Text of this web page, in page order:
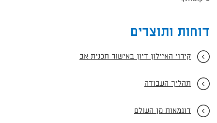
דוחות ותוצרים
קירוי האיילון דיון באישור תכנית אב
תהליך העבודה
דוגמאות מן העולם